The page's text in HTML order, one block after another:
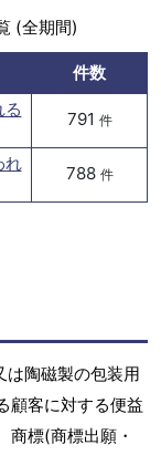
(全期間)
件数
791 件
れ
788 件
陶磁製の包装用
顧客に対する便益
商標(商標出願・